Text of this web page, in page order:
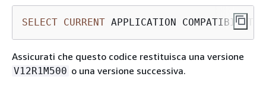
SELECT CURRENT APPLICATION COMPATIBILITY
Assicurati che questo codice restituisca una versione
V12R1M500 o una versione successiva.